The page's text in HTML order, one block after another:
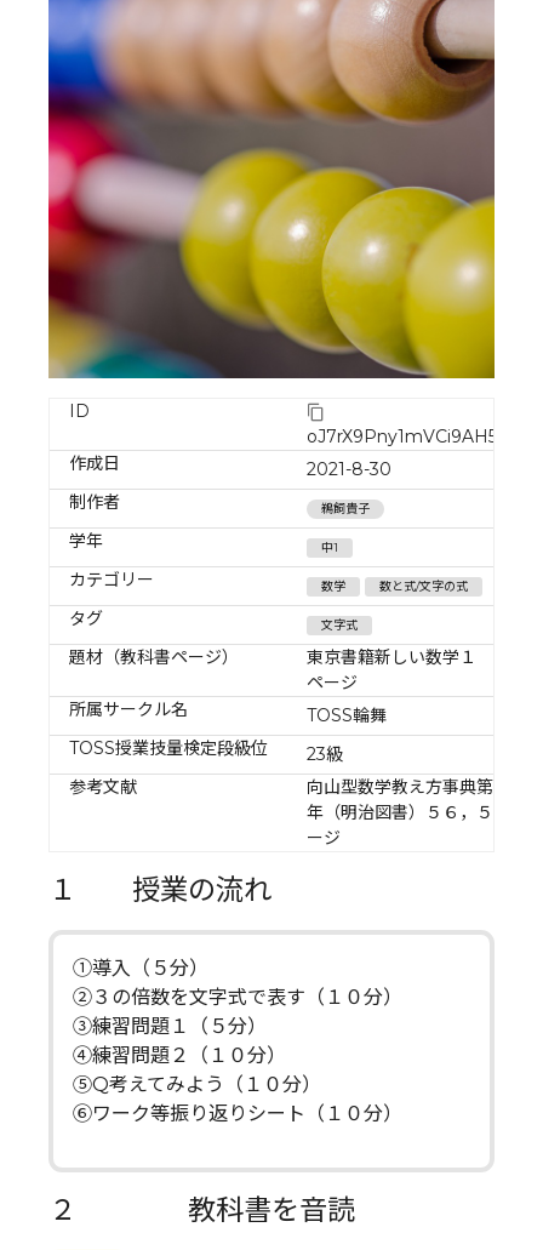
ID
oJ7rX9Pny1mVCi9AH59W
作成日
2021-8-30
制作者
鵜飼貴子
学年 中1
カテゴリー 数学 数と式/文字の式
タグ 文字式
題材（教科書ページ）
東京書籍新しい数学１ ８３
ページ
所属サークル名
TOSS輪舞
TOSS授業技量検定段級位
23級
参考文献
向山型数学教え方事典第１学
年（明治図書）５６，５７ペ
ージ
１ 授業の流れ
①導入（５分）
②３の倍数を文字式で表す（１０分）
③練習問題１（５分）
④練習問題２（１０分）
⑤Q考えてみよう（１０分）
⑥ワーク等振り返りシート（１０分）
２ 教科書を音読